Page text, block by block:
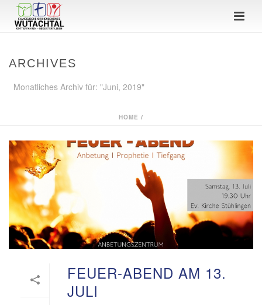
ARCHIVES
Monatliches Archiv für: "Juni, 2019"
HOME /
FEUER-ABEND AM 13.
JULI